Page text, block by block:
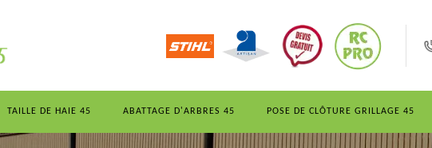
TAILLE DE HAIE 45 ABATTAGE D'ARBRES 45 POSE DE CLÔTURE GRILLAGE 45